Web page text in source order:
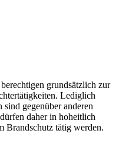
grundsätzlich zur
Lediglich
sind gegenüber anderen
daher in hoheitlich
Brandschutz tätig werden.